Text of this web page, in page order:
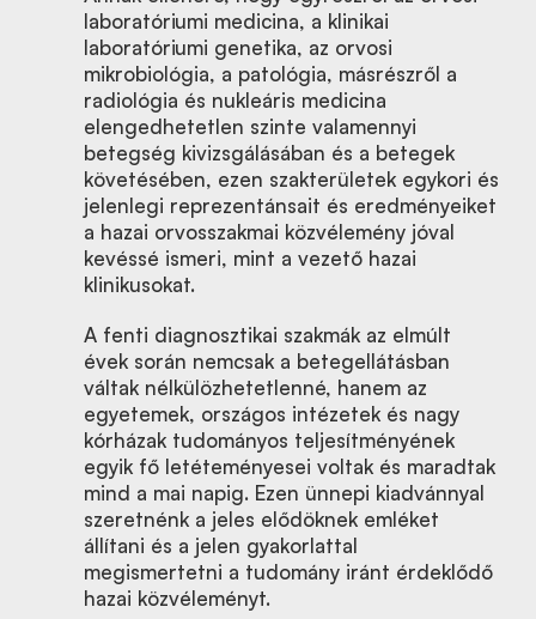
laboratóriumi medicina, a klinikai
laboratóriumi genetika, az orvosi
mikrobiológia, a patológia, másrészről a
radiológia és nukleáris medicina
elengedhetetlen szinte valamennyi
betegség kivizsgálásában és a betegek
követésében, ezen szakterületek egykori és
jelenlegi reprezentánsait és eredményeiket
a hazai orvosszakmai közvélemény jóval
kevéssé ismeri, mint a vezető hazai
klinikusokat.
A fenti diagnosztikai szakmák az elmúlt
évek során nemcsak a betegellátásban
váltak nélkülözhetetlenné, hanem az
egyetemek, országos intézetek és nagy
kórházak tudományos teljesítményének
egyik fő letéteményesei voltak és maradtak
mind a mai napig. Ezen ünnepi kiadvánnyal
szeretnénk a jeles elődöknek emléket
állítani és a jelen gyakorlattal
megismertetni a tudomány iránt érdeklődő
hazai közvéleményt.